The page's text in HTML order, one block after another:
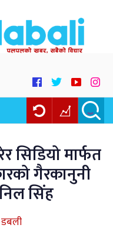
सिडियो मार्फत
गैरकानुनी
सिंह